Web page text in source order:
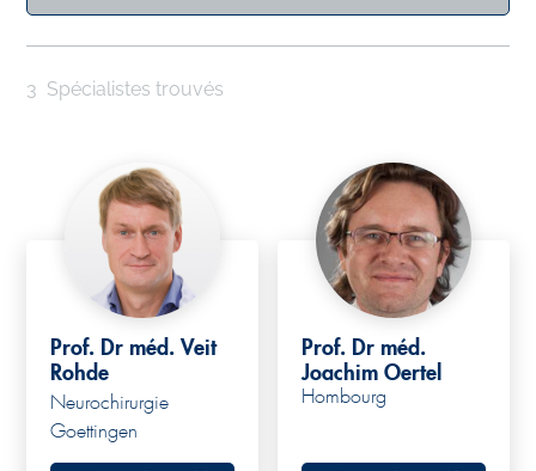
3 Spécialistes trouvés
Prof. Dr méd. Veit
Rohde
Neurochirurgie
Goettingen
Prof. Dr méd.
Joachim Oertel
Hombourg